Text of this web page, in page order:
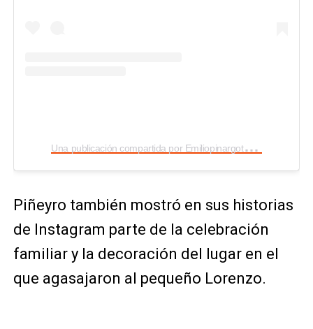
U
na publicación compartida por Emiliopinargoteoficial (@emiliopinargoteoficial)
Piñeyro también mostró en sus historias
de Instagram parte de la celebración
familiar y la decoración del lugar en el
que agasajaron al pequeño Lorenzo.